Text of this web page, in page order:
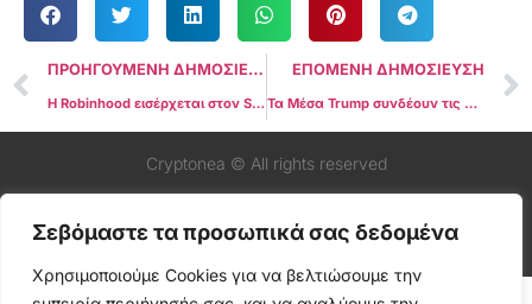
Σεβόμαστε τα προσωπικά σας δεδομένα
Χρησιμοποιούμε Cookies για να βελτιώσουμε την
ΠΡΟΗΓΟΥΜΕΝΗ ΔΗΜΟΣΙΕΥΣΗ
Η Robinhood εισέρχεται στον S&P 500, ενισχύοντας την παρουσία των crypto στους θεσμικούς επενδυτές
ΕΠΟΜΕΝΗ ΔΗΜΟΣΙΕΥΣΗ
Τα Μέσα Trump συνδέουν τις ανταμοιβές του Truth Social με το CRO token
Cryptonea © All rights reserved